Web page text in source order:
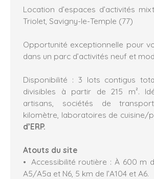
Location d’espaces d’activités
Triolet, Savigny-le-Temple (77)
Opportunité exceptionnelle pour
dans un parc d’activités neuf et
Disponibilité : 3 lots contigus
divisibles à partir de 215 m².
artisans, sociétés de
kilomètre, laboratoires de cuisine/
d’ERP.
Atouts du site
Accessibilité routière : À 600 m
A5/A5a et N6, 5 km de l’A104 et A6.